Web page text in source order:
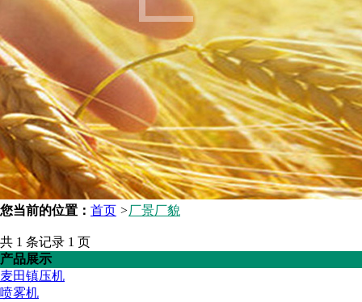
您当前的位置： 首页 >厂景厂貌
共 1 条记录 1 页
产品展示
麦田镇压机
喷雾机